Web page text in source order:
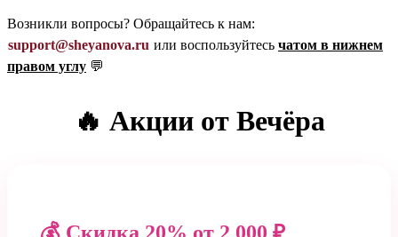
Возникли вопросы? Обращайтесь к нам:
support@sheyanova.ru или воспользуйтесь чатом в нижнем
правом углу 💬
🔥 Акции от Вечёра
💰 Скидка 20% от 2 000 ₽